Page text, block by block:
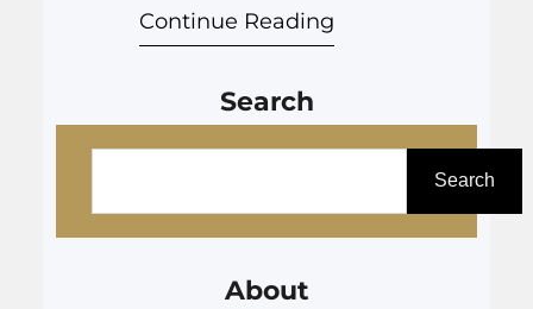
Continue Reading
Search
Search
About